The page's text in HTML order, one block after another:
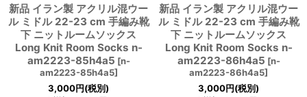
新品 イラン製 アクリル混ウー
ル ミドル 22-23 cm 手編み靴
下 ニットルームソックス
Long Knit Room Socks n-
am2223-85h4a5 [n-
am2223-85h4a5]
3,000円(税別)
新品 イラン製 アクリル混ウー
ル ミドル 22-23 cm 手編み靴
下 ニットルームソックス
Long Knit Room Socks n-
am2223-86h4a5 [n-
am2223-86h4a5]
3,000円(税別)